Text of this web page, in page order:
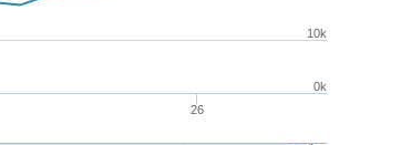
26
0k
10k